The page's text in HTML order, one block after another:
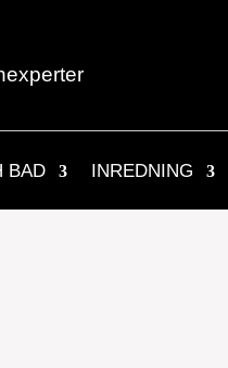
BAD INREDNING